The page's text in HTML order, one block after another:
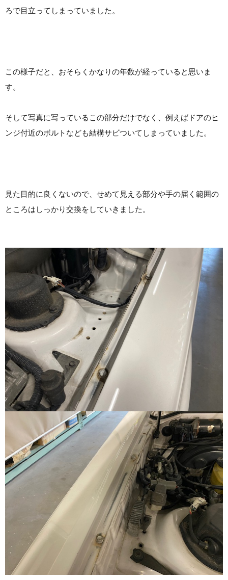
ろで目立ってしまっていました。
この様子だと、おそらくかなりの年数が経っていると思いま
す。
そして写真に写っているこの部分だけでなく、例えばドアのヒ
ンジ付近のボルトなども結構サビついてしまっていました。
見た目的に良くないので、せめて見える部分や手の届く範囲の
ところはしっかり交換をしていきました。